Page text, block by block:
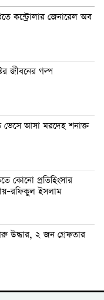
কন্ট্রোলার জেনারেল অব
জীবনের গল্প
ভেসে আসা মরদেহ শনাক্ত
কোনো প্রতিহিংসার
ইসলাম
উদ্ধার, ২ জন গ্রেফতার